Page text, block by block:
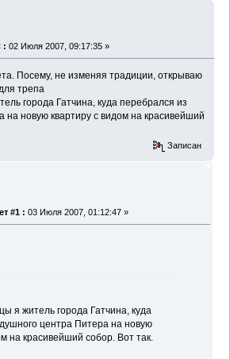
: 02 Июля 2007, 09:17:35 »
Посему, не изменяя традиции, открываю
трепа
города Гатчина, куда перебрался из
на новую квартиру с видом на красивейший
Записан
#1 : 03 Июля 2007, 01:12:47 »
я житель города Гатчина, куда
центра Питера на новую
на красивейший собор. Вот так.